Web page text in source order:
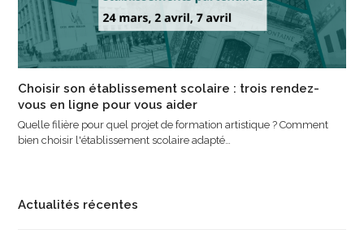
Choisir son établissement scolaire : trois rendez-
vous en ligne pour vous aider
Quelle filière pour quel projet de formation artistique ? Comment
bien choisir l'établissement scolaire adapté…
Actualités récentes